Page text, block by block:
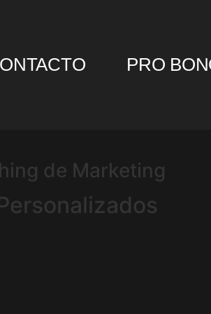
PRO
de Marketing